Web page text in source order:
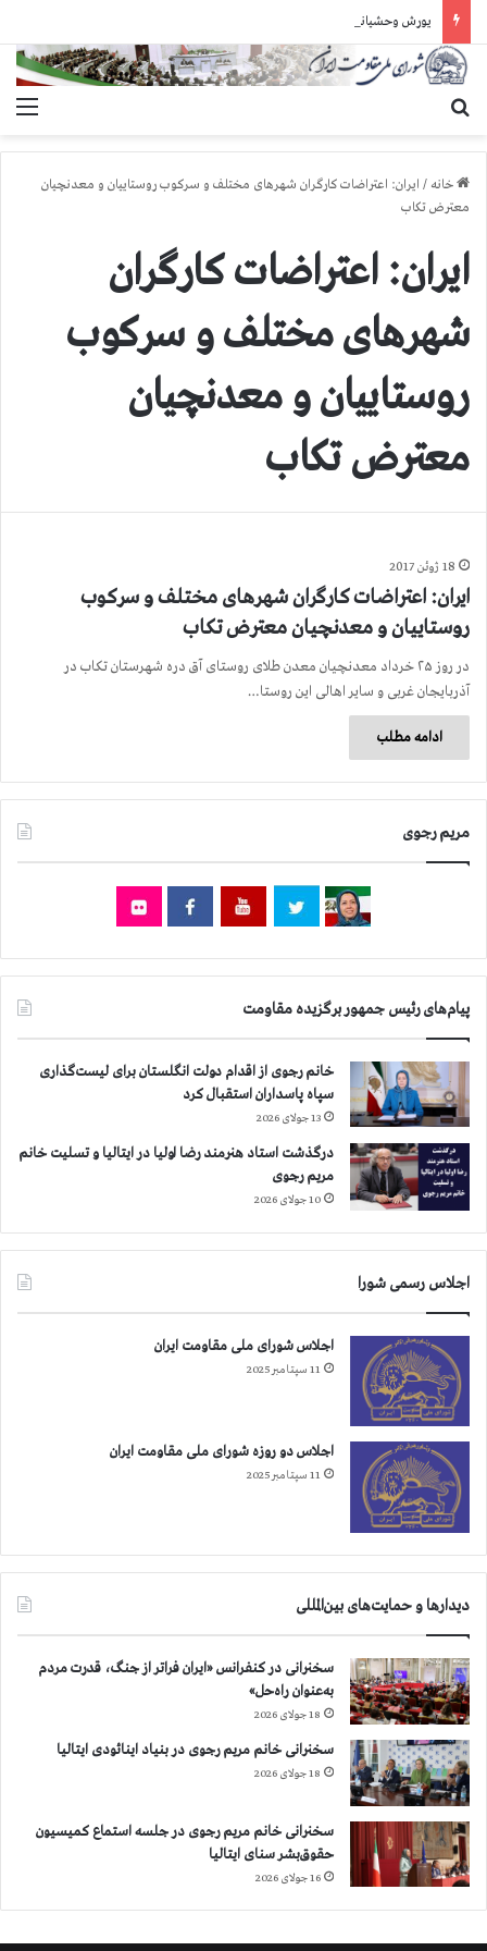
خانه / ایران: اعتراضات كارگران شهرهای مختلف و سركوب روستاییان و معدنچیان
معترض تکاب
ایران: اعتراضات كارگران
شهرهای مختلف و سركوب
روستاییان و معدنچیان
معترض تکاب
18 ژوئن 2017
ایران: اعتراضات كارگران شهرهای مختلف و سركوب
روستاییان و معدنچیان معترض تکاب
در روز ۲۵ خرداد معدنچیان معدن طلای روستای آق دره شهرستان تکاب در
آذربایجان غربی و سایر اهالی این روستا…
ادامه مطلب
مریم رجوی
پیام‌های رئیس جمهور برگزیده مقاومت
خانم رجوی از اقدام دولت انگلستان برای لیست‌گذاری
سپاه پاسداران استقبال کرد
13 جولای 2026
درگذشت استاد هنرمند رضا اولیا در ایتالیا و تسلیت خانم
مریم رجوی
10 جولای 2026
اجلاس رسمی شورا
اجلاس شورای ملی مقاومت ایران
11 سپتامبر 2025
اجلاس دو روزه شورای ملی مقاومت ایران
11 سپتامبر 2025
دیدارها و حمایت‌های بین‌المللی
سخنرانی در کنفرانس «ایران فراتر از جنگ، قدرت مردم
به‌عنوان راه‌حل»
18 جولای 2026
سخنرانی خانم مریم رجوی در بنیاد اینائودی ایتالیا
18 جولای 2026
سخنرانی خانم مریم رجوی در جلسه استماع کمیسیون
حقوق‌بشر سنای ایتالیا
16 جولای 2026